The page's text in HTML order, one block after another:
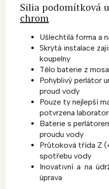
Silia podomítková
chrom
Ušlechtilá forma a
Skrytá instalace
koupelny
Tělo baterie z
Pohyblivý perlátor
proud vody
Pouze ty nejlepší
potvrzena
Baterie s
proudu vody
Průtoková třída Z
spotřebu vody
Inovativní a na
úprava